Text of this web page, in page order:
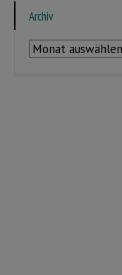
Archiv
Archiv